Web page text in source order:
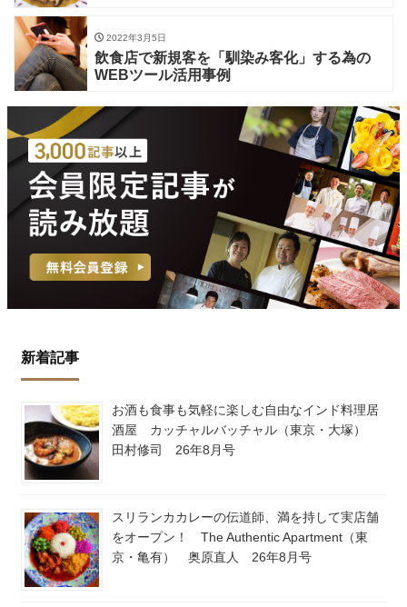
2022年3月5日
飲食店で新規客を「馴染み客化」する為の
WEBツール活用事例
新着記事
お酒も食事も気軽に楽しむ自由なインド料理居
酒屋 カッチャルバッチャル（東京・大塚）
田村修司 26年8月号
スリランカカレーの伝道師、満を持して実店舗
をオープン！ The Authentic Apartment（東
京・亀有） 奥原直人 26年8月号